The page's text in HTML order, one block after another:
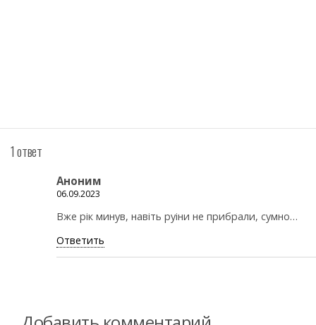
1 ответ
Аноним
06.09.2023
Вже рiк минув, навiть руiни не прибрали, сумно…
Ответить